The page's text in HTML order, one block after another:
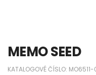
MEMO SEED
KATALOGOVÉ ČÍSLO: